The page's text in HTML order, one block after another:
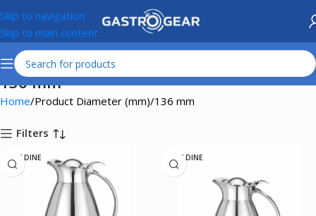
Skip to navigation
Skip to main content
136 mm
Home Product Diameter (mm) 136 mm
Filters
FINE DINE FINE DINE